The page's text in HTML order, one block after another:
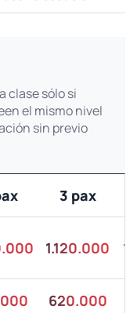
clase sólo si
el mismo nivel
sin previo
3 pax
1.120.000
620.000